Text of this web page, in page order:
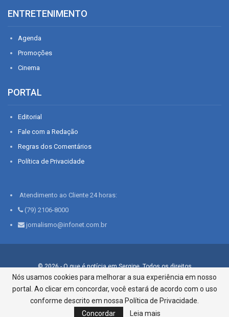
ENTRETENIMENTO
Agenda
Promoções
Cinema
PORTAL
Editorial
Fale com a Redação
Regras dos Comentários
Política de Privacidade
Atendimento ao Cliente 24 horas:
(79) 2106-8000
jornalismo@infonet.com.br
© 2026 - O que é notícia em Sergipe. Todos os direitos
reservados.
Infonet - Rua Monsenhor Silveira 276, Bairro São José |
Aracaju-SE, CEP 49015-030, Fone: 79.2106.8000 - CI Centro de
Informações LTDA
Nós usamos cookies para melhorar a sua experiência em nosso
portal. Ao clicar em concordar, você estará de acordo com o uso
conforme descrito em nossa Política de Privacidade.
Concordar
Leia mais